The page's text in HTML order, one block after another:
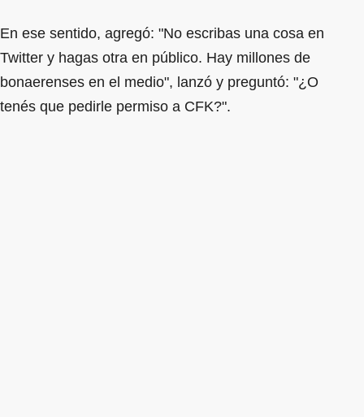
En ese sentido, agregó: "No escribas una cosa en
Twitter y hagas otra en público. Hay millones de
bonaerenses en el medio", lanzó y preguntó: "¿O
tenés que pedirle permiso a CFK?".